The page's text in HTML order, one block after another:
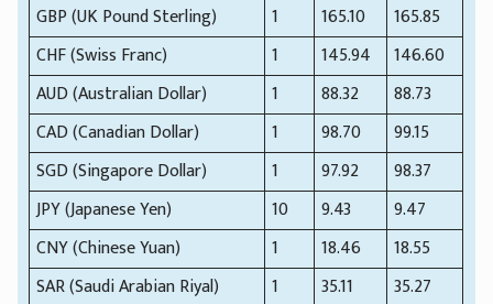
GBP (UK Pound Sterling)
1 165.10
165.85
CHF (Swiss Franc)
1 145.94
146.60
AUD (Australian Dollar)
1 88.32
88.73
CAD (Canadian Dollar)
1 98.70
99.15
SGD (Singapore Dollar)
1 97.92
98.37
JPY (Japanese Yen)
10 9.43
9.47
CNY (Chinese Yuan)
1 18.46
18.55
SAR (Saudi Arabian Riyal)
1 35.11
35.27